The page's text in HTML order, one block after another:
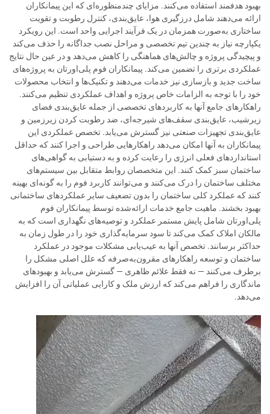
بهبود هدفمند استفاده می‌کنند. مزایای چندمنظوره‌ای که این پیمانکاران
ارائه می‌دهند شامل درزگیری هوا، عایق‌بندی، کنترل رطوبت و تقویت
ساختاری به‌صورت همزمان در یک فرآیند اجرایی واحد است. این رویکرد
یکپارچه نیاز به چندین تیم تخصصی و مراحل نصب جداگانه را حذف می‌کند
و پیچیدگی پروژه و چالش‌های هماهنگی را کاهش می‌دهد و در عین حال نتایج
عملکردی برتری را تضمین می‌کند. پیمانکاران فوم پلی‌اورتان به پروژه‌های
ساخت جدید و بازسازی نیز خدمات می‌دهند و تکنیک‌ها و انتخاب محصولات
خود را با توجه به الزامات خاص پروژه و اهداف عملکردی تنظیم می‌کنند.
راهکارهای جامع آنها به کاربردهای تخصصی از جمله عایق‌بندی فضای
زیرشیب، عایق‌بندی سقف‌های شیرجه‌ای، ضد رطوبت کردن زیرزمین و
عایق‌بندی تجهیزات صنعتی نیز گسترش می‌یابد. تخصص عملکردی این
پیمانکاران به آنها امکان می‌دهد راهکارهایی طراحی و اجرا کنند که حداقل
استانداردهای فعلی انرژی را رعایت کرده و به دستیابی به گواهی‌های
ساختمان سبز کمک کنند. این متخصصان روابط متقابل بین سیستم‌های
مختلف ساختمان را درک می‌کنند و می‌توانند کاربرد فوم را به گونه‌ای بهینه
کنند که عملکرد کلی ساختمان را بدون تضعیف سایر عملکردهای ساختمانی
بهبود بخشند. ماهیت جامع خدمات ارائه‌شده توسط پیمانکاران فوم
پلی‌اورتان شامل پایش مستمر عملکرد و توصیه‌های نگهداری است که به
مالکان املاک کمک می‌کند تا سود سرمایه‌گذاری خود را در طول زمان به
حداکثر برسانند. تخصص آنها به عیب‌یابی مشکلات موجود در عملکرد
ساختمان و توسعه راهکارهای مقرون‌به‌صرفه که علل اصلی مشکل را
برطرف می‌کنند — نه فقط علائم ظاهری — گسترش می‌یابد و بهبودهای
ماندگاری را فراهم می‌کند که ارزش ملک و کارایی عملیاتی آن را افزایش
می‌دهد.